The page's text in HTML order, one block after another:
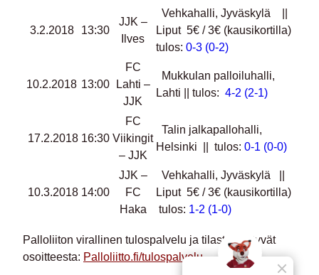
3.2.2018 13:30
JJK –
Ilves
Vehkahalli, Jyväskylä ||
Liput 5€ / 3€ (kausikortilla)
tulos: 0-3 (0-2)
10.2.2018 13:00
FC
Lahti –
JJK
Mukkulan palloiluhalli,
Lahti || tulos: 4-2 (2-1)
17.2.2018 16:30
FC
Viikingit
– JJK
Talin jalkapallohalli,
Helsinki || tulos: 0-1 (0-0)
10.3.2018 14:00
JJK –
FC
Haka
Vehkahalli, Jyväskylä ||
Liput 5€ / 3€ (kausikortilla)
tulos: 1-2 (1-0)
Palloliiton virallinen tulospalvelu ja tilastot löytyvät
osoitteesta: Palloliitto.fi/tulospalvelu